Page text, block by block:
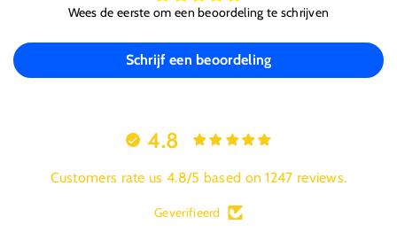
Wees de eerste om een beoordeling te schrijven
Schrijf een beoordeling
4.8
Customers rate us 4.8/5 based on 1247 reviews.
Geverifieerd